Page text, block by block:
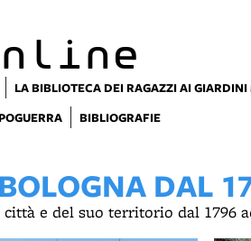
LA BIBLIOTECA DEI RAGAZZI AI
BIBLIOGRAFIE
DAL
e del suo territorio dal 1796